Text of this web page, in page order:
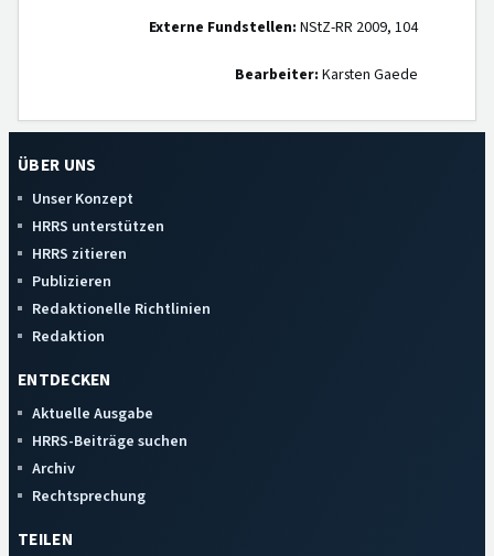
Externe Fundstellen: NStZ-RR 2009, 104
Bearbeiter: Karsten Gaede
ÜBER UNS
Unser Konzept
HRRS unterstützen
HRRS zitieren
Publizieren
Redaktionelle Richtlinien
Redaktion
ENTDECKEN
Aktuelle Ausgabe
HRRS-Beiträge suchen
Archiv
Rechtsprechung
TEILEN